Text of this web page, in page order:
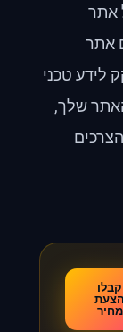
אתר
אתר
לידע טכני
שלך,
קבלו
הצעת
מחיר